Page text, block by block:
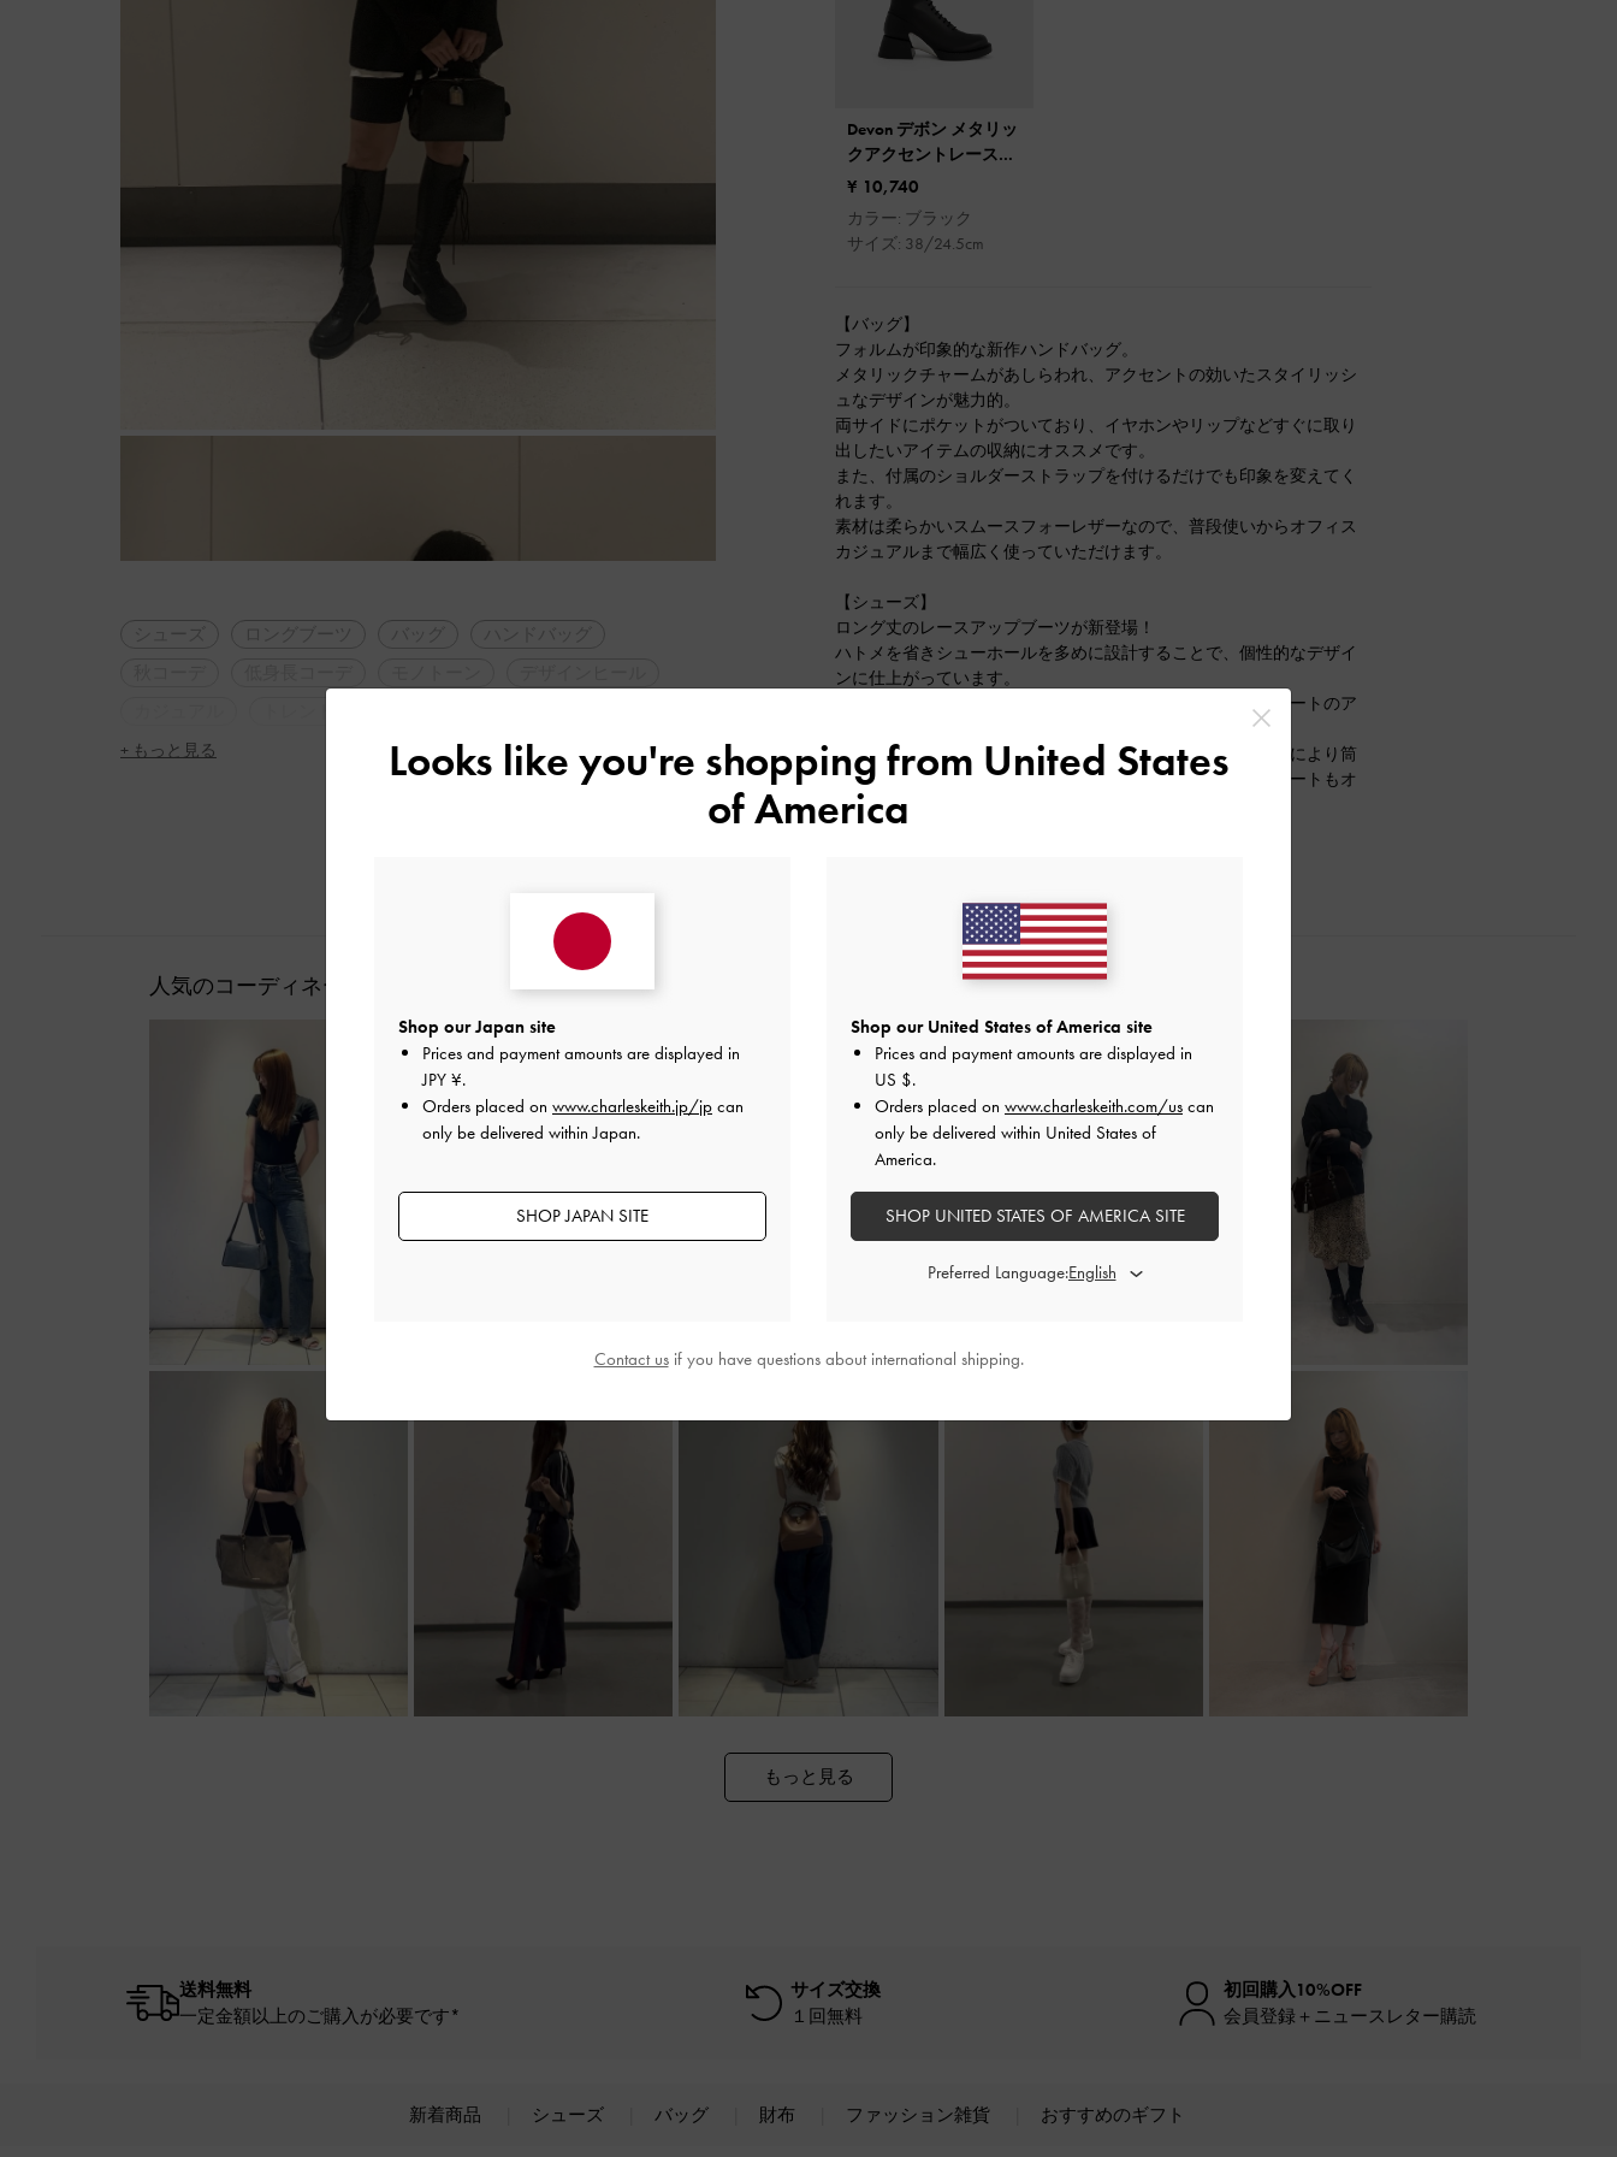
シューズ ロングブーツ
+ もっと見る
Devon デボン メタリッ
クアクセントレースア
ップロングブーツ
¥ 10,740
カラー: ブラック
サイズ: 38/24.5cm
【バッグ】
フォルムが印象的な新作ハンドバッグ。
メタリックチャームがあしらわれ、アクセントの効いたスタイリッシ
ュなデザインが魅力的。
両サイドにポケットがついており、イヤホンやリップなどすぐに取り
出したいアイテムの収納にオススメです。
また、付属のショルダーストラップを付けるだけでも印象を変えてく
れます。
素材は柔らかいスムースフォーレザーなので、普段使いからオフィス
カジュアルまで幅広く使っていただけます。
【シューズ】
ロング丈のレースアップブーツが新登場！
ハトメを省きシューホールを多めに設計することで、個性的なデザイ
ンに仕上がっています。
靴底からサイドにかけてのシルバーメタリックがコーディネートのア
クセントになり、スタイリッシュな印象にしてくれます。
バックファスナー付きで着脱がしやすく、レースアップ仕様により筒
回りのサイズ調節も可能なため、パンツインしたコーディネートもオ
ススメです。
人気のコーディネート
もっと見る
送料無料
一定金額以上のご購入が必要です*
サイズ交換
１回無料
初回購入10%OFF
会員登録＋ニュースレター購読
新着商品 シューズ バッグ 財布 ファッション雑貨 おすすめのギフト
Looks like you're shopping from United States
of America
Shop our Japan site
Prices and payment amounts are displayed in
JPY ¥.
Orders placed on www.charleskeith.jp/jp can
only be delivered within Japan.
SHOP JAPAN SITE
Shop our United States of America site
Prices and payment amounts are displayed in
US $.
Orders placed on www.charleskeith.com/us can
only be delivered within United States of
America.
SHOP UNITED STATES OF AMERICA SITE
Preferred Language:
Contact usif you have questions about international shipping.